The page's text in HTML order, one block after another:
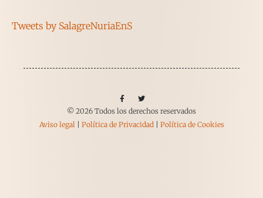
Tweets by SalagreNuriaEnS
© 2026 Todos los derechos reservados
Aviso legal| Política de Privacidad| Política de Cookies